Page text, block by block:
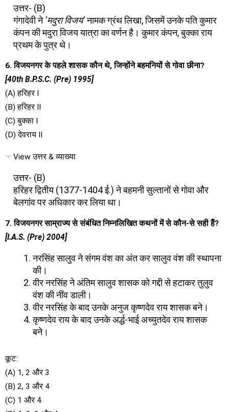
उत्तर- (B)
गंगादेवी ने‘मदुरा विजय’नामक ग्रंथ लिखा, जिसमें उनके पति कुमार
कंपन की मदुरा विजय यात्रा का वर्णन है। कुमार कंपन, बुक्का राय
प्रथम के पुत्र थे।
6. विजयनगर के पहले शासक कौन थे, जिन्होंने बहमनियों से गोवा छीना?
[40th B.P.S.C. (Pre) 1995]
(A) हरिहर I
(B) हरिहर II
(C) बुक्का I
(D) देवराय II
View उत्तर & व्याख्या
उत्तर- (B)
हरिहर द्वितीय (1377-1404 ई.) ने बहमनी सुल्तानों से गोवा और
बेलगांव पर अधिकार कर लिया था।
7. विजयनगर साम्राज्य से संबंधित निम्नलिखित कथनों में से कौन-से सही हैं?
[I.A.S. (Pre) 2004]
नरसिंह सालुव ने संगम वंश का अंत कर सालुव वंश की स्थापना
की।
वीर नरसिंह ने अंतिम सालुव शासक को गद्दी से हटाकर तुलुव
वंश की नींव डाली।
वीर नरसिंह के बाद उनके अनुज कृष्णदेव राय शासक बने।
कृष्णदेव राय के बाद उनके अर्द्ध-भाई अच्युतदेव राय शासक
बने।
कूट:
(A) 1, 2 और 3
(B) 2, 3 और 4
(C) 1 और 4